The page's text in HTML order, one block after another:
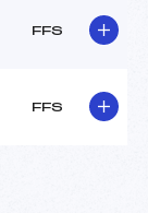
FFS
FFS